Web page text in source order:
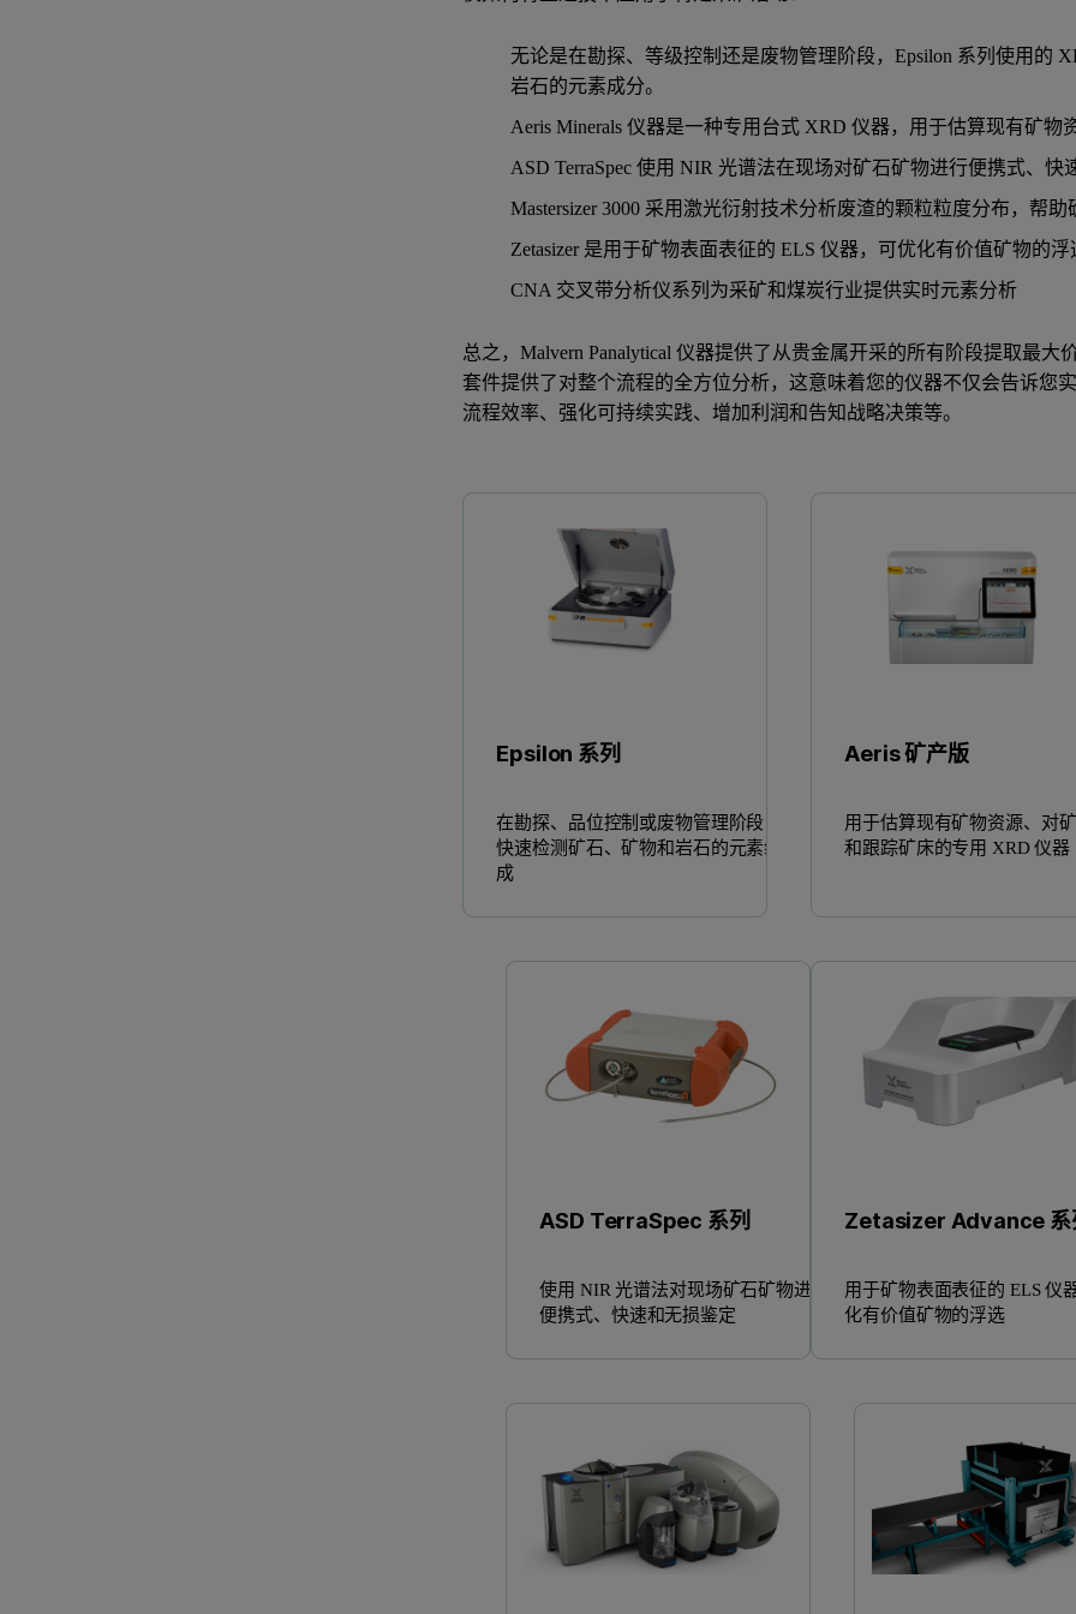
无论是在勘探、等级控制还是废物管理阶段，Epsilon 系列使用的
岩石的元素成分。
Aeris Minerals 仪器是一种专用台式 XRD 仪器，用于估算现有矿
ASD TerraSpec 使用 NIR 光谱法在现场对矿石矿物进行便携式、快
Mastersizer 3000 采用激光衍射技术分析废渣的颗粒粒度分布，帮
Zetasizer 是用于矿物表面表征的 ELS 仪器，可优化有价值矿物的
CNA 交叉带分析仪系列为采矿和煤炭行业提供实时元素分析
总之，Malvern Panalytical 仪器提供了从贵金属开采的所有阶段提取最
套件提供了对整个流程的全方位分析，这意味着您的仪器不仅会告诉您
流程效率、强化可持续实践、增加利润和告知战略决策等。
Epsilon 系列
在勘探、品位控制或废物管理阶段，
快速检测矿石、矿物和岩石的元素组
成
Aeris 矿产版
用于估算现有矿物资源、对
和跟踪矿床的专用 XRD 仪器
ASD TerraSpec 系列
使用 NIR 光谱法对现场矿石矿物进行
便携式、快速和无损鉴定
Zetasizer Advance 系
用于矿物表面表征的 ELS 仪
化有价值矿物的浮选